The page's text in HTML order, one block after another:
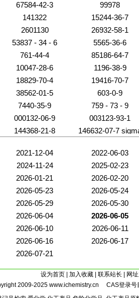
67584-42-3
99978
141322
15244-36-7
2601130
26932-58-1
53837 - 34 - 6
5565-36-6
761-44-4
85186-64-7
10047-28-6
1196-38-9
18829-70-4
19416-70-7
38562-01-5
603-0-9
7440-35-9
759 - 73 - 9
000132-06-9
003123-93-1
144368-21-8
146632-07-7
aldrich
2021-12-04
2022-06-03
2024-11-24
2025-02-23
2026-01-21
2026-02-20
2026-05-23
2026-05-24
2026-05-29
2026-05-30
2026-06-04
2026-06-05
2026-06-10
2026-06-11
2026-06-16
2026-06-17
2026-07-21
设为首页 加入收藏 联系站长
网
2009-2025 www.ichemistry.cn
CAS登录号